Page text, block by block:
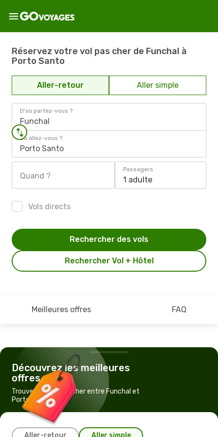
Réservez votre vol pas cher de Funchal à
Porto Santo
Aller-retour Aller simple
D'où partez-vous ?
Funchal
Où allez-vous ?
Porto Santo
Quand ?
Passagers
1 adulte
Vols directs
Rechercher Vol + Hôtel
Rechercher des vols
Meilleures offres FAQ
Découvrez les meilleures
offres
Trouvez un vol pas cher entre Funchal et
Porto Santo
Aller-retour Aller simple